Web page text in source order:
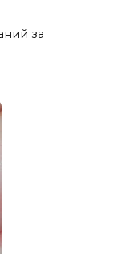
за